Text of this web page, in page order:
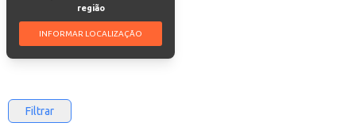
região
INFORMAR LOCALIZAÇÃO
Freakin Awesome
Filtrar